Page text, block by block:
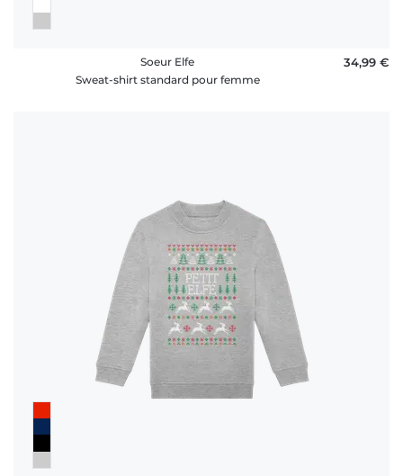
Soeur Elfe
Sweat-shirt standard pour femme
34,99 €